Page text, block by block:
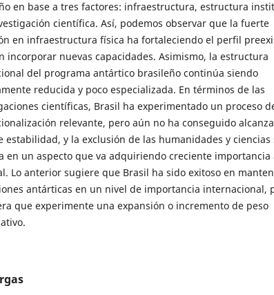
en base a tres factores: infraestructura, estructura
científica. Así, podemos observar que la fuerte
en infraestructura física ha fortaleciendo el perfil
incorporar nuevas capacidades. Asimismo, la estructura
del programa antártico brasileño continúa siendo
reducida y poco especializada. En términos de las
científicas, Brasil ha experimentado un proceso
relevante, pero aún no ha conseguido
estabilidad, y la exclusión de las humanidades y ciencias
en un aspecto que va adquiriendo creciente importancia
Lo anterior sugiere que Brasil ha sido exitoso en
antárticas en un nivel de importancia internacional,
que experimente una expansión o incremento de peso